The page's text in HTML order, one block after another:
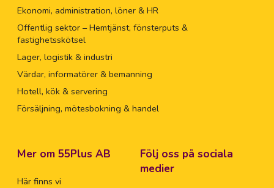
Ekonomi, administration, löner & HR
Offentlig sektor – Hemtjänst, fönsterputs &
fastighetsskötsel
Lager, logistik & industri
Värdar, informatörer & bemanning
Hotell, kök & servering
Försäljning, mötesbokning & handel
Mer om 55Plus AB
Här finns vi
Följ oss på sociala
medier